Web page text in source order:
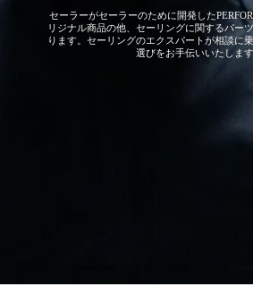
セーラーがセーラーのために開発した
リジナル商品の他、セーリングに関するパー
ります。セーリングのエクスパートが相談に
選びをお手伝いいたします